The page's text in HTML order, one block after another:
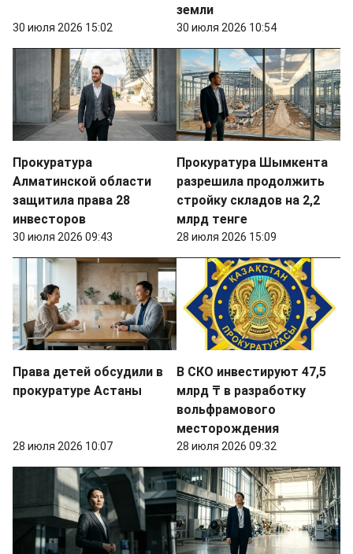
30 июля 2026 15:02
земли
30 июля 2026 10:54
Прокуратура
Алматинской области
защитила права 28
инвесторов
30 июля 2026 09:43
Прокуратура Шымкента
разрешила продолжить
стройку складов на 2,2
млрд тенге
28 июля 2026 15:09
Права детей обсудили в
прокуратуре Астаны
28 июля 2026 10:07
В СКО инвестируют 47,5
млрд ₸ в разработку
вольфрамового
месторождения
28 июля 2026 09:32